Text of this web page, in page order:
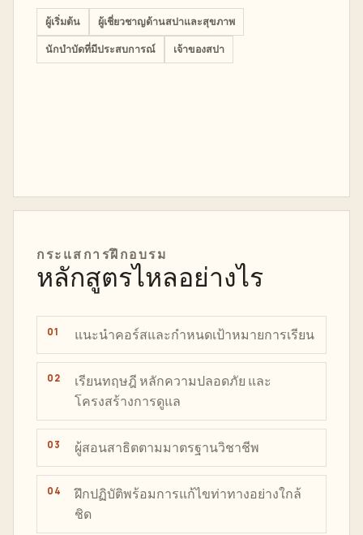
ผู้เริ่มต้น
ผู้เชี่ยวชาญด้านสปาและสุขภาพ
นักบำบัดที่มีประสบการณ์
เจ้าของสปา
กระแสการฝึกอบรม
หลักสูตรไหลอย่างไร
แนะนำคอร์สและกำหนดเป้าหมายการเรียน
เรียนทฤษฎี หลักความปลอดภัย และ
โครงสร้างการดูแล
ผู้สอนสาธิตตามมาตรฐานวิชาชีพ
ฝึกปฏิบัติพร้อมการแก้ไขท่าทางอย่างใกล้
ชิด